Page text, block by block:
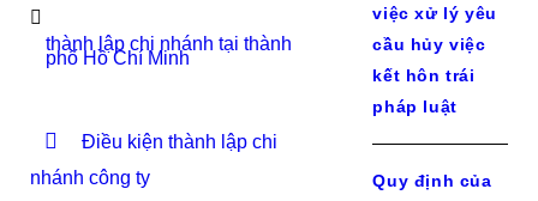
thành lập chi nhánh tại thành
phố Hồ Chí Minh
Điều kiện thành lập chi
nhánh công ty
việc xử lý yêu
cầu hủy việc
kết hôn trái
pháp luật
Quy định của